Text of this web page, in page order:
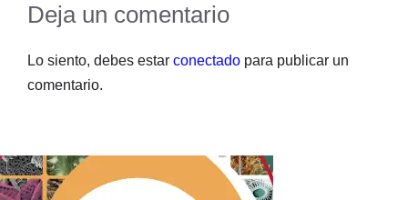
Deja un comentario
Lo siento, debes estar conectado para publicar un
comentario.